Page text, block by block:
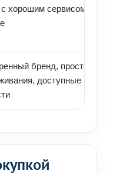
хорошим сервисом в
бренд, простота
доступные